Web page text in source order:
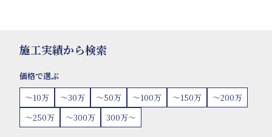
施工実績から検索
価格で選ぶ
〜10万
〜30万 〜50万 〜100万 〜150万
〜200万
〜250万
〜300万 300万〜